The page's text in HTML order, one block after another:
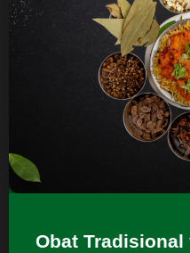
Obat Tradisional